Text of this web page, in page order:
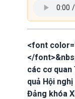
<font
</
các cơ
quả Hội
Đảng khóa